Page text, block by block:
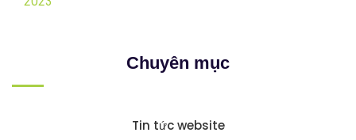
Chuyên mục
Tin tức website